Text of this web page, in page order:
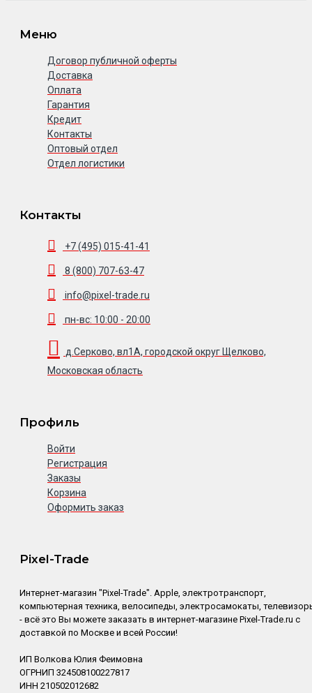
Меню
Договор публичной оферты
Доставка
Оплата
Гарантия
Кредит
Контакты
Оптовый отдел
Отдел логистики
Контакты
+7 (495) 015-41-41
8 (800) 707-63-47
info@pixel-trade.ru
пн-вс: 10:00 - 20:00
д.Серково, вл1А, городской округ Щелково,
Московская область
Профиль
Войти
Регистрация
Заказы
Корзина
Оформить заказ
Pixel-Trade
Интернет-магазин "Pixel-Trade". Apple, электротранспорт,
компьютерная техника, велосипеды, электросамокаты,
- всё это Вы можете заказать в интернет-магазине Pixel-Trade.ru с
доставкой по Москве и всей России!
ИП Волкова Юлия Феимовна
ОГРНИП 324508100227817
ИНН 210502012682